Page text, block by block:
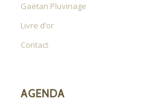
Gaëtan Pluvinage
Livre d’or
Contact
AGENDA